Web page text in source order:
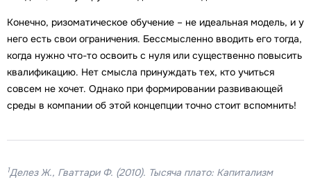
Конечно, ризоматическое обучение – не идеальная модель, и у
него есть свои ограничения. Бессмысленно вводить его тогда,
когда нужно что-то освоить с нуля или существенно повысить
квалификацию. Нет смысла принуждать тех, кто учиться
совсем не хочет. Однако при формировании развивающей
среды в компании об этой концепции точно стоит вспомнить!
1Делез Ж., Гваттари Ф. (2010). Тысяча плато: Капитализм